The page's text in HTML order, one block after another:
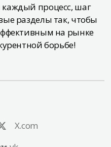
процесс, шаг
разделы так, чтобы
на рынке
борьбе!
X.com